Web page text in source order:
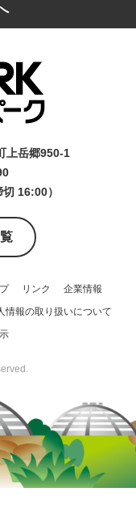
上岳郷950-1
16:00）
リンク
企業情報
情報の取り扱いについて